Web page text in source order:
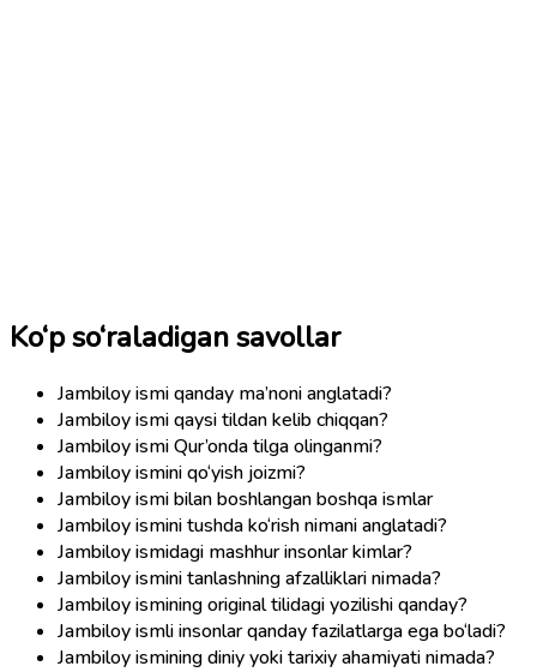
Ko‘p so‘raladigan savollar
Jambiloy ismi qanday ma’noni anglatadi?
Jambiloy ismi qaysi tildan kelib chiqqan?
Jambiloy ismi Qur’onda tilga olinganmi?
Jambiloy ismini qo‘yish joizmi?
Jambiloy ismi bilan boshlangan boshqa ismlar
Jambiloy ismini tushda ko‘rish nimani anglatadi?
Jambiloy ismidagi mashhur insonlar kimlar?
Jambiloy ismini tanlashning afzalliklari nimada?
Jambiloy ismining original tilidagi yozilishi qanday?
Jambiloy ismli insonlar qanday fazilatlarga ega bo‘ladi?
Jambiloy ismining diniy yoki tarixiy ahamiyati nimada?